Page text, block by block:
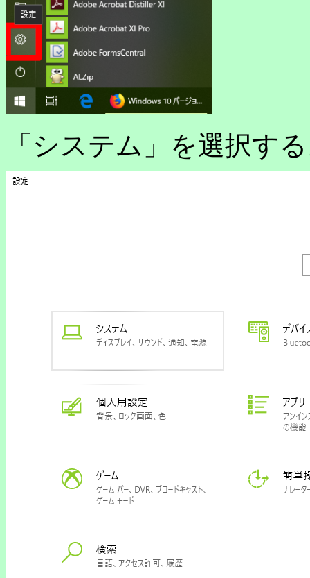
「システム」を選択す